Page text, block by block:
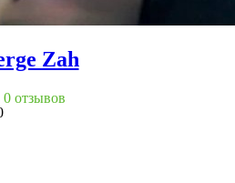
Zah
0 отзывов